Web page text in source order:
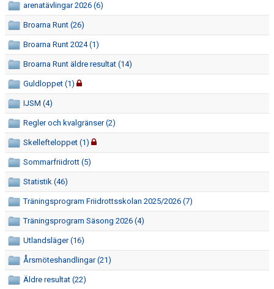
arenatävlingar 2026 (6)
Broarna Runt (26)
Broarna Runt 2024 (1)
Broarna Runt äldre resultat (14)
Guldloppet (1)
IJSM (4)
Regler och kvalgränser (2)
Skellefteloppet (1)
Sommarfriidrott (5)
Statistik (46)
Träningsprogram Friidrottsskolan 2025/2026 (7)
Träningsprogram Säsong 2026 (4)
Utlandsläger (16)
Årsmöteshandlingar (21)
Äldre resultat (22)